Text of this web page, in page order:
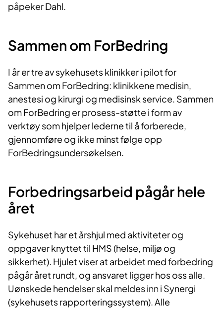
påpeker Dahl.
Sammen om ForBedring
I år er tre av sykehusets klinikker i pilot for
Sammen om ForBedring: klinikkene medisin,
anestesi og kirurgi og medisinsk service. Sammen
om ForBedring er prosess-støtte i form av
verktøy som hjelper lederne til å forberede,
gjennomføre og ikke minst følge opp
ForBedringsundersøkelsen.
Forbedringsarbeid pågår hele
året
Sykehuset har et årshjul med aktiviteter og
oppgaver knyttet til HMS (helse, miljø og
sikkerhet). Hjulet viser at arbeidet med forbedring
pågår året rundt, og ansvaret ligger hos oss alle.
Uønskede hendelser skal meldes inn i Synergi
(sykehusets rapporteringssystem). Alle